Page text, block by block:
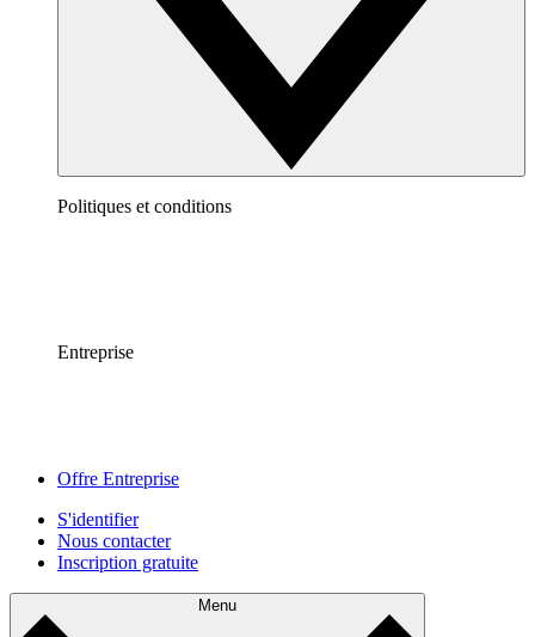
Politiques et conditions
Entreprise
Offre Entreprise
S'identifier
Nous contacter
Inscription gratuite
Menu